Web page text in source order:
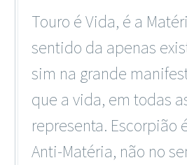
Touro é Vida, é a
sentido da apenas
sim na grande
que a vida, em todas
representa. Escorpião
Anti-Matéria, não no